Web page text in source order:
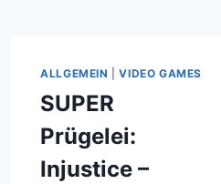
ALLGEMEIN |VIDEO GAMES
SUPER
Prügelei:
Injustice –